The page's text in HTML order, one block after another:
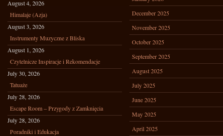
August 4, 2026
Himalaje (Azja)
August 3, 2026
Instrumenty Muzyczne z Bliska
August 1, 2026
Czytelnicze Inspiracje i Rekomendacje
July 30, 2026
Tatuaże
July 28, 2026
Escape Room – Przygody z Zamknięcia
July 28, 2026
Poradniki i Edukacja
December 2025
November 2025
October 2025
September 2025
August 2025
July 2025
June 2025
May 2025
April 2025